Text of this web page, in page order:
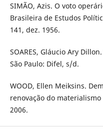
SIMÃO, Azis. O voto
Brasileira de Estudos
141, dez. 1956.
SOARES, Gláucio Ary
São Paulo: Difel, s/d.
WOOD, Ellen Meiksins.
renovação do
2006.